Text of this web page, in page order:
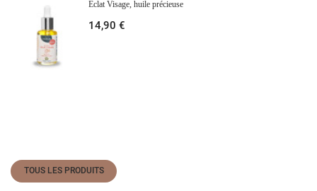
Eclat Visage, huile précieuse
14,90 €
TOUS LES PRODUITS